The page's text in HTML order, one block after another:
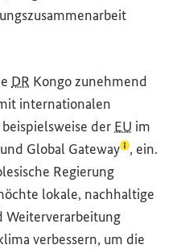
DR Kongo zunehmend
internationalen
der EU im
Eintrag zum Begriff
Global Gateway
, ein.
Regierung
lokale, nachhaltige
Eintrag zum Begriff
verbessern, um die